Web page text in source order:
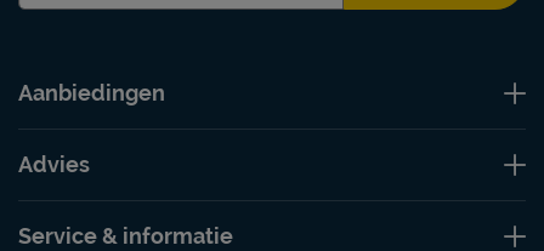
Aanbiedingen
Advies
Service & informatie